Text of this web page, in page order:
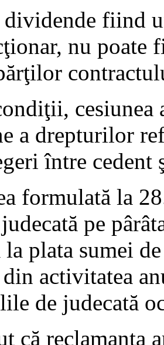
fiind
nu poate
a drepturilor
între cedent
formulată la
pe
plata sumei
activitatea
de judecată
că reclamanta